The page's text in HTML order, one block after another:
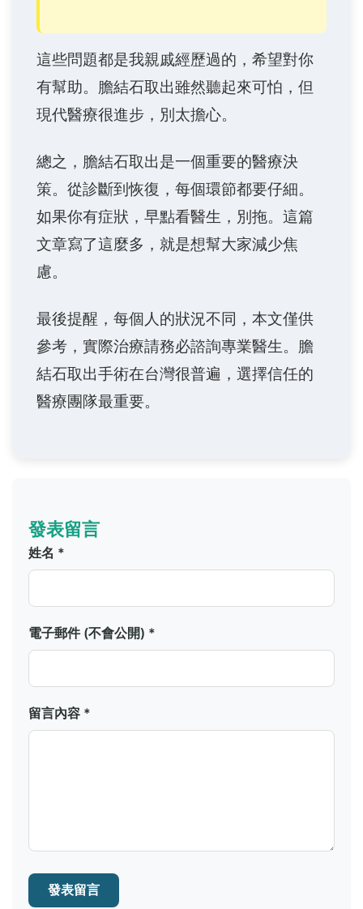
這些問題都是我親戚經歷過的，希望對你
有幫助。膽結石取出雖然聽起來可怕，但
現代醫療很進步，別太擔心。
總之，膽結石取出是一個重要的醫療決
策。從診斷到恢復，每個環節都要仔細。
如果你有症狀，早點看醫生，別拖。這篇
文章寫了這麼多，就是想幫大家減少焦
慮。
最後提醒，每個人的狀況不同，本文僅供
參考，實際治療請務必諮詢專業醫生。膽
結石取出手術在台灣很普遍，選擇信任的
醫療團隊最重要。
發表留言
姓名 *
電子郵件 (不會公開) *
留言內容 *
發表留言